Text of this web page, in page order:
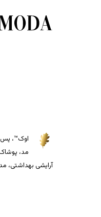
اوک™، پس
مد،
آرایشی بهداشتی،